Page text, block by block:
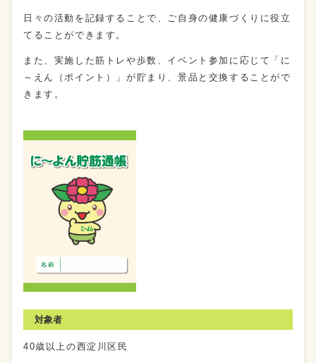
日々の活動を記録することで、ご自身の健康づくりに役立
てることができます。
また、実施した筋トレや歩数、イベント参加に応じて「に
～えん（ポイント）」が貯まり、景品と交換することがで
きます。
対象者
40歳以上の西淀川区民